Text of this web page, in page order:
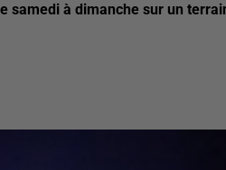
samedi à dimanche sur un